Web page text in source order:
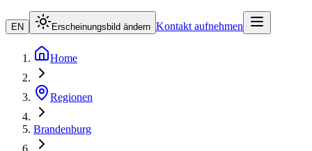
EN Erscheinungsbild ändern Kontakt aufnehmen
Home
Regionen
Brandenburg